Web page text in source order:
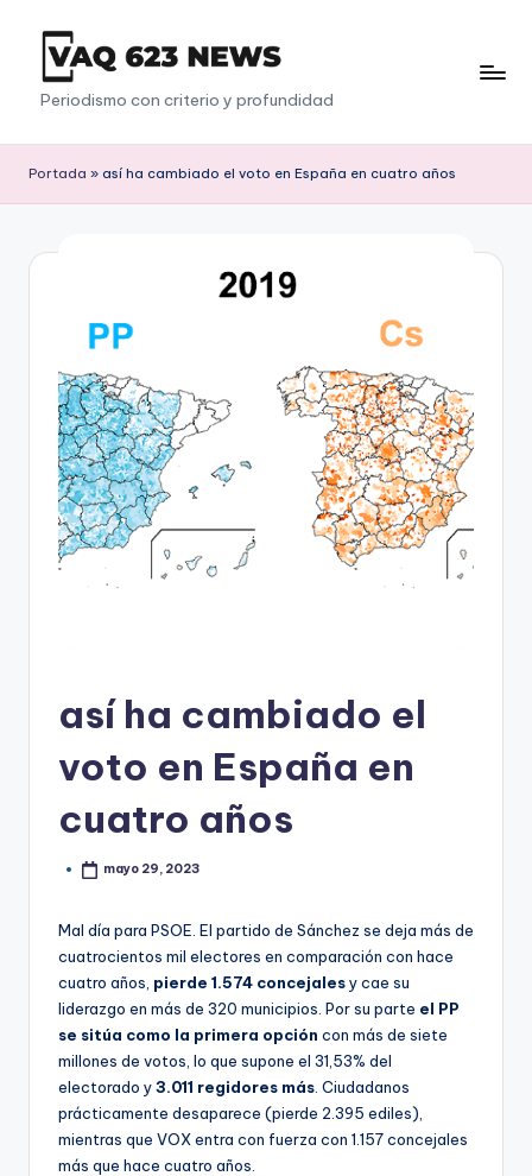
Saltar
contenido
V
a
q
2
Periodismo con criterio y profundidad
Portada » así ha cambiado el voto en España en cuatro años
así ha cambiado el
voto en España en
cuatro años
mayo 29, 2023
Mal día para PSOE. El partido de Sánchez se deja más de
cuatrocientos mil electores en comparación con hace
cuatro años, pierde 1.574 concejalesy cae su
liderazgo en más de 320 municipios. Por su parte el PP
se sitúa como la primera opción con más de siete
millones de votos, lo que supone el 31,53% del
electorado y3.011 regidores más . Ciudadanos
prácticamente desaparece (pierde 2.395 ediles),
mientras que VOX entra con fuerza con 1.157 concejales
más que hace cuatro años.